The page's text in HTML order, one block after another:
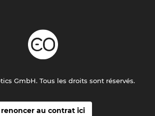
renoncer au contrat ici
GmbH. Tous les droits sont réservés.